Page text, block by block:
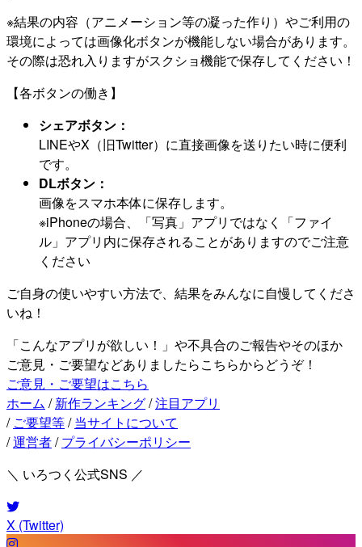
※結果の内容（アニメーション等の凝った作り）やご利用の
環境によっては画像化ボタンが機能しない場合があります。
その際は恐れ入りますがスクショ機能で保存してください！
【各ボタンの働き】
シェアボタン：
LINEやX（旧Twitter）に直接画像を送りたい時に便利
です。
DLボタン：
画像をスマホ本体に保存します。
※iPhoneの場合、「写真」アプリではなく「ファイ
ル」アプリ内に保存されることがありますのでご注意
ください
ご自身の使いやすい方法で、結果をみんなに自慢してくださ
いね！
「こんなアプリが欲しい！」や不具合のご報告やそのほか
ご意見・ご要望などありましたらこちらからどうぞ！
ご意見・ご要望はこちら
ホーム / 新作ランキング/注目アプリ
/ ご要望等/ 当サイトについて
/運営者/ プライバシーポリシー
＼ いろつく公式SNS ／
X (Twitter)